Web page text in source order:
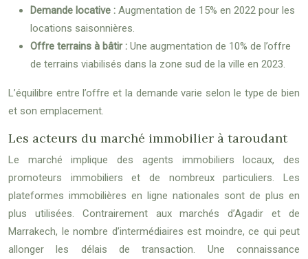
Demande locative : Augmentation de 15% en 2022 pour les
locations saisonnières.
Offre terrains à bâtir : Une augmentation de 10% de l’offre
de terrains viabilisés dans la zone sud de la ville en 2023.
L’équilibre entre l’offre et la demande varie selon le type de bien
et son emplacement.
Les acteurs du marché immobilier à taroudant
Le marché implique des agents immobiliers locaux, des
promoteurs immobiliers et de nombreux particuliers. Les
plateformes immobilières en ligne nationales sont de plus en
plus utilisées. Contrairement aux marchés d’Agadir et de
Marrakech, le nombre d’intermédiaires est moindre, ce qui peut
allonger les délais de transaction. Une connaissance